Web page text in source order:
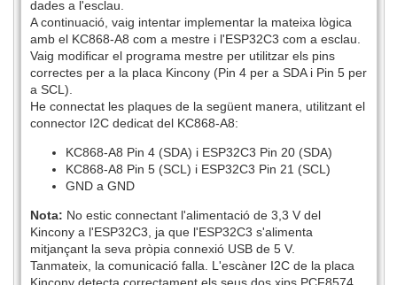
dades a l'esclau.
A continuació, vaig intentar implementar la mateixa lògica
amb el KC868-A8 com a mestre i l'ESP32C3 com a esclau.
Vaig modificar el programa mestre per utilitzar els pins
correctes per a la placa Kincony (Pin 4 per a SDA i Pin 5 per
a SCL).
He connectat les plaques de la següent manera, utilitzant el
connector I2C dedicat del KC868-A8:
KC868-A8 Pin 4 (SDA) i ESP32C3 Pin 20 (SDA)
KC868-A8 Pin 5 (SCL) i ESP32C3 Pin 21 (SCL)
GND a GND
Nota: No estic connectant l'alimentació de 3,3 V del
Kincony a l'ESP32C3, ja que l'ESP32C3 s'alimenta
mitjançant la seva pròpia connexió USB de 5 V.
Tanmateix, la comunicació falla. L'escàner I2C de la placa